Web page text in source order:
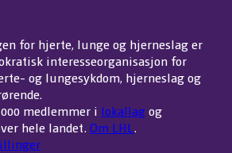
for hjerte, lunge og hjerneslag er
interesseorganisasjon for
og lungesykdom, hjerneslag og
medlemmer i lokallagog
hele landet. Om LHL.